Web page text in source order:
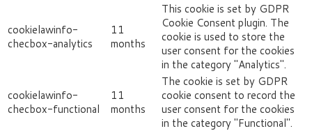
cookielawinfo-
checbox-analytics
11
months
This cookie is set by GDPR
Cookie Consent plugin. The
cookie is used to store the
user consent for the cookies
in the category "Analytics".
cookielawinfo-
checbox-functional
11
months
The cookie is set by GDPR
cookie consent to record the
user consent for the cookies
in the category "Functional".